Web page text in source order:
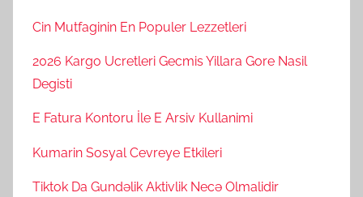
Cin Mutfaginin En Populer Lezzetleri
2026 Kargo Ucretleri Gecmis Yillara Gore Nasil
Degisti
E Fatura Kontoru İle E Arsiv Kullanimi
Kumarin Sosyal Cevreye Etkileri
Tiktok Da Gundəlik Aktivlik Necə Olmalidir